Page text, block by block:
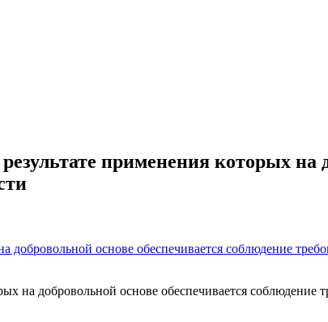
применения которых на
на добровольной основе обеспечивается соблюдение